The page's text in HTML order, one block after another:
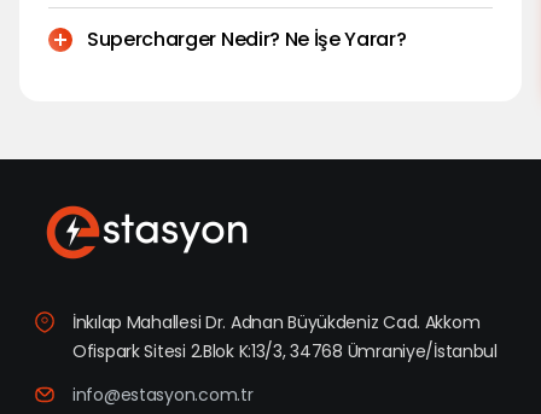
Supercharger Nedir? Ne İşe Yarar?
İnkılap Mahallesi Dr. Adnan Büyükdeniz Cad. Akkom
Ofispark Sitesi 2.Blok K:13/3, 34768 Ümraniye/İstanbul
info@estasyon.com.tr